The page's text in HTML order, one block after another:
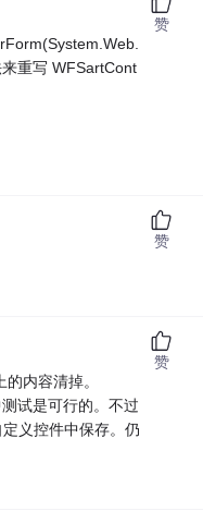
重写 WFSartCont
赞
赞
内容清掉。
试是可行的。不过
义控件中保存。仍
赞